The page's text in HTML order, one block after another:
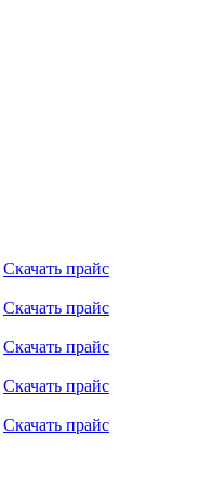
Скачать прайс
Скачать прайс
Скачать прайс
Скачать прайс
Скачать прайс